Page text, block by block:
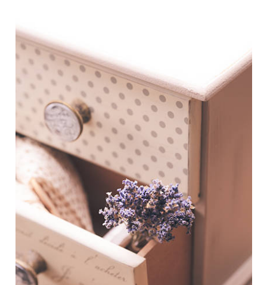
那
麼
壞
─
懂
得
壓
力，
壓
為
命！